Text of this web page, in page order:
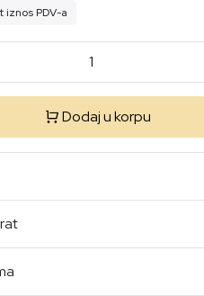
iznos PDV-a
Dodaj u korpu